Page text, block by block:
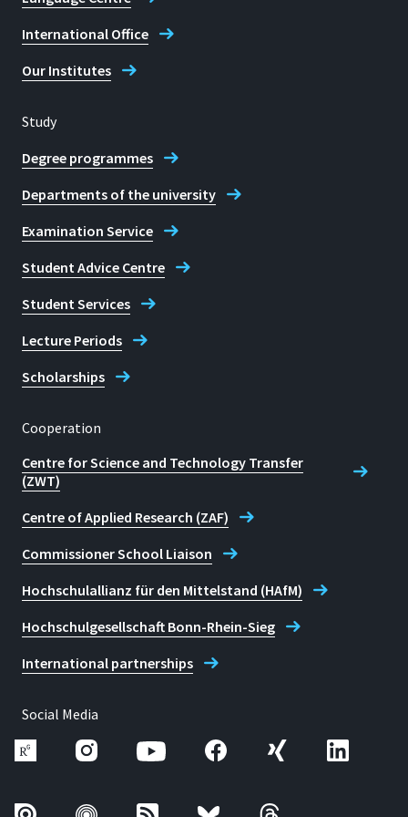
International Office
Our Institutes
Study
Degree programmes
Departments of the university
Examination Service
Student Advice Centre
Student Services
Lecture Periods
Scholarships
Cooperation
Centre for Science and Technology Transfer
(ZWT)
Centre of Applied Research (ZAF)
Commissioner School Liaison
Hochschulallianz für den Mittelstand (HAfM)
Hochschulgesellschaft Bonn-Rhein-Sieg
International partnerships
Social Media